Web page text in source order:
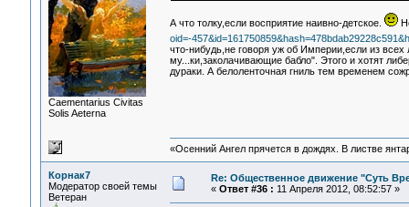
Сaementarius Civitas
Solis Aeterna
А что толку,если восприятие наивно-детское.
oid=-
что-нибудь,не говоря уж об Империи,если из
му...ки,заколачивающие бабло". Этого и хотят
дураки. А белоленточная гниль тем временем
«Осенний Ангел прячется в дождях. В листве
Корнак7
Модератор своей темы
Ветеран
Re: Общественное движение "Суть
« Ответ #36 : 11 Апреля 2012, 08:52:57 »